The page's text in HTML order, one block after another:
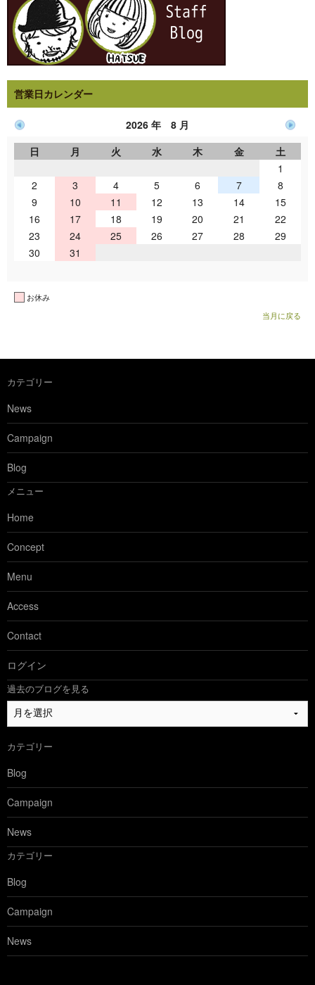
営業日カレンダー
2026 年 8 月
日
月 火 水 木 金
土
1
2
3 4 5 6 7
8
9
10 11 12 13 14
15
16
17 18 19 20 21
22
23
24 25 26 27 28
29
30
31
お休み
当月に戻る
カテゴリー
News
Campaign
Blog
メニュー
Home
Concept
Menu
Access
Contact
ログイン
過去のブログを見る
過
去
ブ
ロ
グ
を
見
る
カテゴリー
Blog
Campaign
News
カテゴリー
Blog
Campaign
News